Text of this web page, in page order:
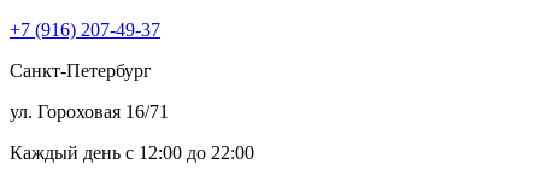
+7 (916) 207-49-37
Санкт-Петербург
ул. Гороховая 16/71
Каждый день c 12:00 до 22:00